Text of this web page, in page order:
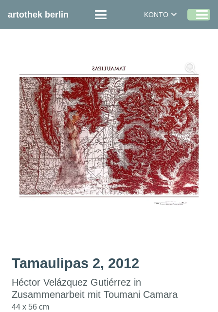
artothek berlin KONTO
Tamaulipas 2, 2012
Héctor Velázquez Gutiérrez in
Zusammenarbeit mit Toumani Camara
44 x 56 cm